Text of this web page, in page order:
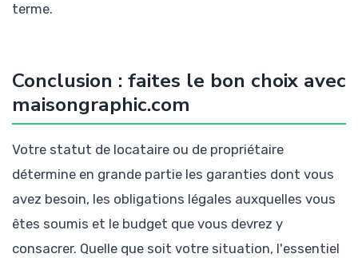
terme.
Conclusion : faites le bon choix avec
maisongraphic.com
Votre statut de locataire ou de propriétaire
détermine en grande partie les garanties dont vous
avez besoin, les obligations légales auxquelles vous
êtes soumis et le budget que vous devrez y
consacrer. Quelle que soit votre situation, l'essentiel